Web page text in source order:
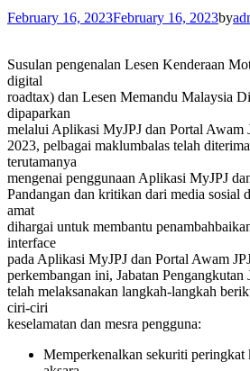
February 16, 2023February 16, 2023by
Susulan pengenalan Lesen Kenderaan
digital
roadtax) dan Lesen Memandu Malaysia
dipaparkan
melalui Aplikasi MyJPJ dan Portal Awam
2023, pelbagai maklumbalas telah
terutamanya
mengenai penggunaan Aplikasi MyJPJ
Pandangan dan kritikan dari media sosial
amat
dihargai untuk membantu
interface
pada Aplikasi MyJPJ dan Portal Awam
perkembangan ini, Jabatan Pengangkutan
telah melaksanakan langkah-langkah
ciri-ciri
keselamatan dan mesra pengguna:
Memperkenalkan sekuriti peringkat